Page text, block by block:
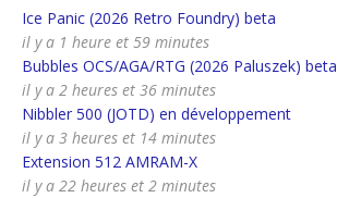
Ice Panic (2026 Retro Foundry) beta
il y a 1 heure et 59 minutes
Bubbles OCS/AGA/RTG (2026 Paluszek) beta
il y a 2 heures et 36 minutes
Nibbler 500 (JOTD) en développement
il y a 3 heures et 14 minutes
Extension 512 AMRAM-X
il y a 22 heures et 2 minutes